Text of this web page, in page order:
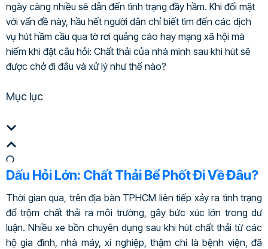
ngày càng nhiều sẽ dẫn đến tình trạng đầy hầm. Khi đối mặt
với vấn đề này, hầu hết người dân chỉ biết tìm đến các dịch
vụ hút hầm cầu qua tờ rơi quảng cáo hay mạng xã hội mà
hiếm khi đặt câu hỏi: Chất thải của nhà mình sau khi hút sẽ
được chở đi đâu và xử lý như thế nào?
Mục lục
Dấu Hỏi Lớn: Chất Thải Bể Phốt Đi Về Đâu?
Thời gian qua, trên địa bàn TPHCM liên tiếp xảy ra tình trạng
đổ trộm chất thải ra môi trường, gây bức xúc lớn trong dư
luận. Nhiều xe bồn chuyên dụng sau khi hút chất thải từ các
hộ gia đình, nhà máy, xí nghiệp, thậm chí là bệnh viện, đã